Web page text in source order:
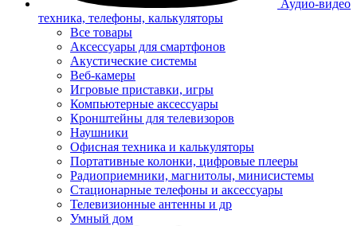
Аудио-видео
техника, телефоны, калькуляторы
Все товары
Аксессуары для смартфонов
Акустические системы
Веб-камеры
Игровые приставки, игры
Компьютерные аксессуары
Кронштейны для телевизоров
Наушники
Офисная техника и калькуляторы
Портативные колонки, цифровые плееры
Радиоприемники, магнитолы, минисистемы
Стационарные телефоны и аксессуары
Телевизионные антенны и др
Умный дом